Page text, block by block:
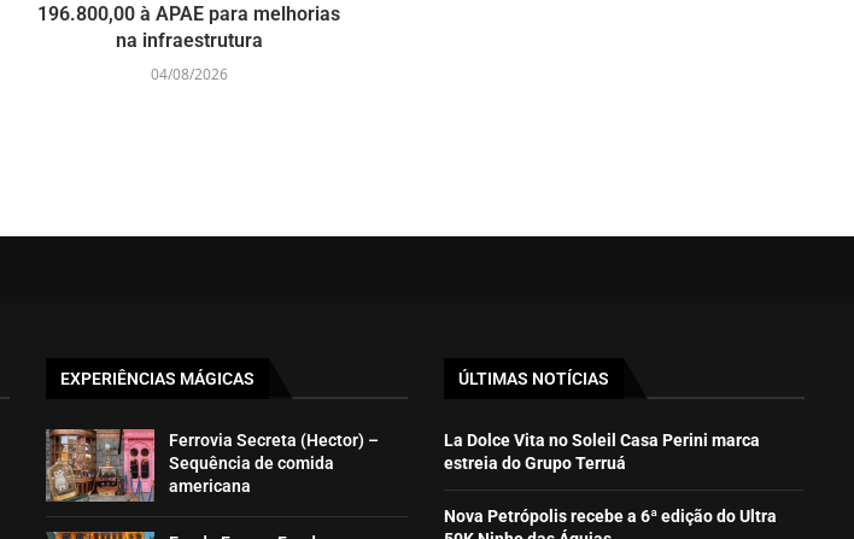
196.800,00 à APAE para melhorias
na infraestrutura
04/08/2026
EXPERIÊNCIAS MÁGICAS
Ferrovia Secreta (Hector) –
Sequência de comida
americana
ÚLTIMAS NOTÍCIAS
La Dolce Vita no Soleil Casa Perini marca
estreia do Grupo Terruá
Nova Petrópolis recebe a 6ª edição do Ultra